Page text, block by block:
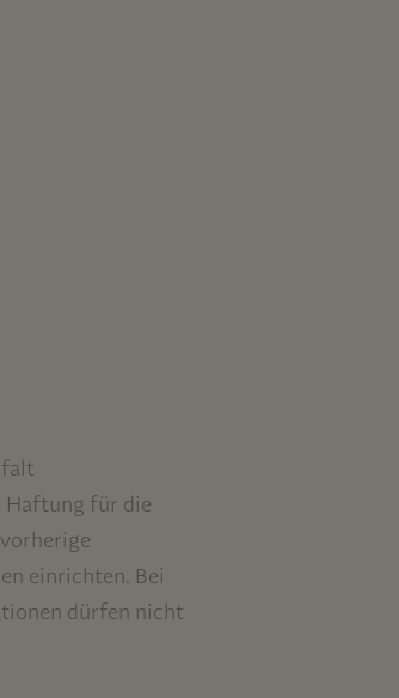
Haftung für die
einrichten. Bei
dürfen nicht